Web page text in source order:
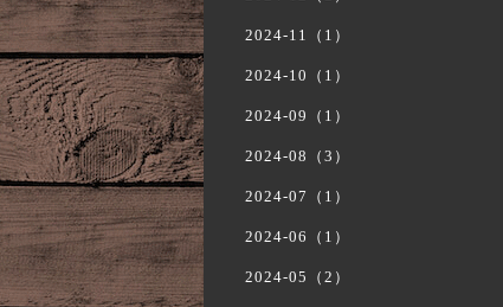
2024-11（1）
2024-10（1）
2024-09（1）
2024-08（3）
2024-07（1）
2024-06（1）
2024-05（2）